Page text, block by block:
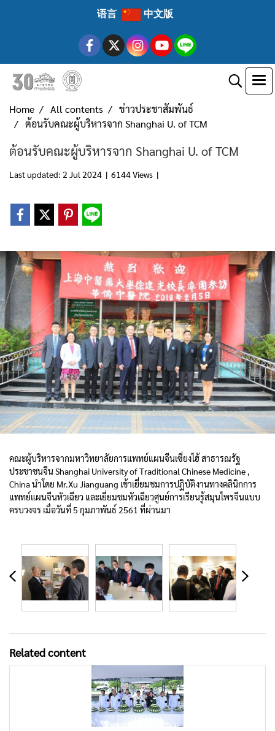
语言 中文版
Home All contents
ข่าวประชาสัมพันธ์
ต้อนรับคณะผู้บริหารจาก Shanghai U. of TCM
ต้อนรับคณะผู้บริหารจาก Shanghai U. of TCM
Last updated: 2 Jul 2024 | 6144 Views |
คณะผู้บริหารจากมหาวิทยาลัยการแพทย์แผนจีนเซี่ยงไฮ้ สาธารณรัฐ
ประชาชนจีน Shanghai University of Traditional Chinese Medicine ,
China นำโดย Mr.Xu Jianguang เข้าเยี่ยมชมการปฏิบัติงานทางคลินิกการ
แพทย์แผนจีนหัวเฉียว และเยี่ยมชมหัวเฉียวศูนย์การเรียนรู้สมุนไพรจีนแบบ
ครบวงจร เมื่อวันที่ 5 กุมภาพันธ์ 2561 ที่ผ่านมา
Related content